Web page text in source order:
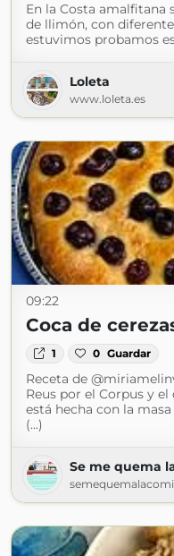
En la Costa amalfitana
de llimón, con
estuvimos probamos
Loleta
www.loleta.es
09:22
Coca de
1 0 Guardar
Receta de
Reus por el Corpus y
está hecha con la
(...)
Se me quema